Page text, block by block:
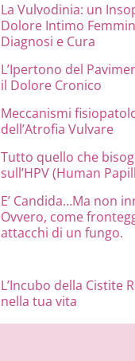
La Vulvodinia: un
Dolore Intimo
Diagnosi e Cura
L’Ipertono del
il Dolore Cronico
Meccanismi
dell’Atrofia Vulvare
Tutto quello che
sull’HPV (Human
E’ Candida…Ma non
Ovvero, come
attacchi di un fungo.
L’Incubo della Cistite
nella tua vita